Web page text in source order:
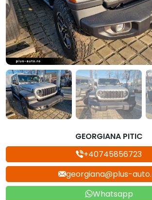
Contact
GEORGIANA PITIC
+40745856723
georgiana@plus-
Whatsapp